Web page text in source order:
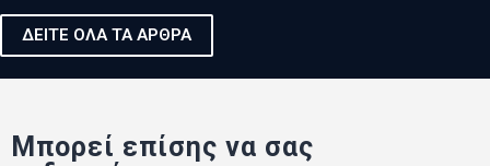
ΔΕΙΤΕ ΟΛΑ ΤΑ ΑΡΘΡΑ
Μπορεί επίσης να σας